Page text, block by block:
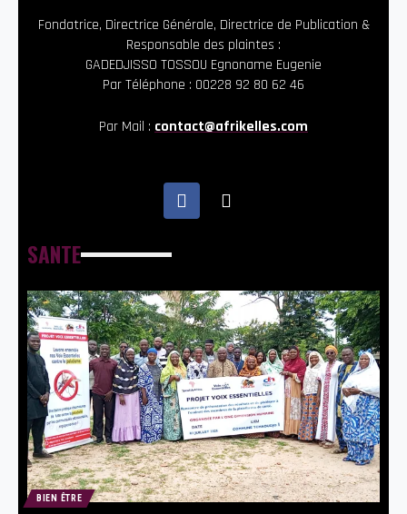
Fondatrice, Directrice Générale, Directrice de Publication &
Responsable des plaintes :
GADEDJISSO TOSSOU Egnoname Eugenie
Par Téléphone : 00228 92 80 62 46
Par Mail : contact@afrikelles.com
SANTE
BIEN ÊTRE